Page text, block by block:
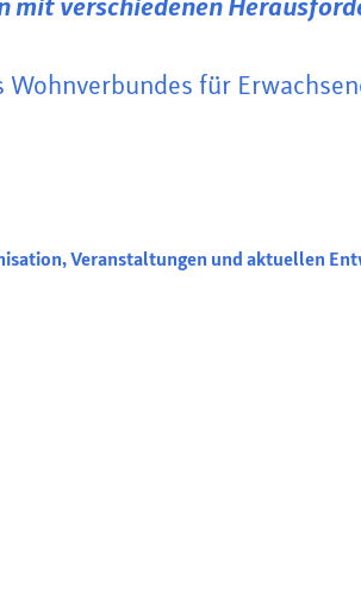
Wohnverbundes für
Veranstaltungen und aktuellen